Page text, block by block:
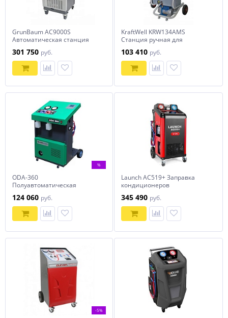
GrunBaum AC9000S
Автоматическая станция
кондиционеров
301 750 руб.
KraftWell KRW134AMS
Станция ручная для
103 410 руб.
%
ODA-360
Полуавтоматическая
кондиционеров ОДА Сервис
ODA-360
124 060 руб.
Launch AC519+ Заправка
кондиционеров
345 490 руб.
-5%